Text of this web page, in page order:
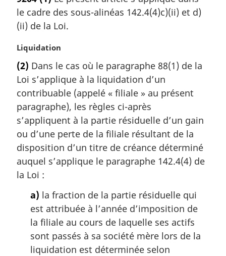
t
e
m
r
i
n
a
e
:
le cadre des sous-alinéas 142.4(4)c)(ii) et d)
(ii) de la Loi.
N
t
e
m
a
r
g
i
n
a
l
e
Liquidation
(2) Dans le cas où le paragraphe 88(1) de la
Loi s’applique à la liquidation d’un
contribuable (appelé « filiale » au présent
paragraphe), les règles ci-après
s’appliquent à la partie résiduelle d’un gain
ou d’une perte de la filiale résultant de la
disposition d’un titre de créance déterminé
auquel s’applique le paragraphe 142.4(4) de
la Loi :
a) la fraction de la partie résiduelle qui
est attribuée à l’année d’imposition de
la filiale au cours de laquelle ses actifs
sont passés à sa société mère lors de la
liquidation est déterminée selon